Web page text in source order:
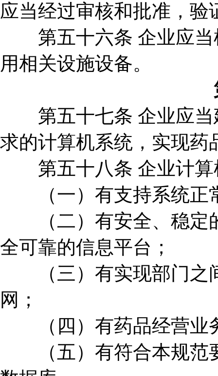
应当经过审核和批准，验
第五十六条 企业应当
用相关设施设备。
第五十七条 企业应当
求的计算机系统，实现药
第五十八条 企业计算
（一）有支持系统正
（二）有安全、稳定
全可靠的信息平台；
（三）有实现部门之
网；
（四）有药品经营业
（五）有符合本规范